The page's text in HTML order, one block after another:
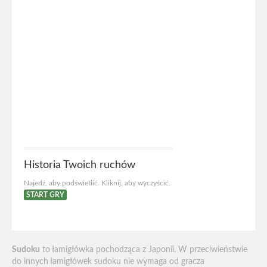
Historia Twoich ruchów
Najedź, aby podświetlić. Kliknij, aby wyczyścić.
START GRY
Sudoku to łamigłówka pochodząca z Japonii. W przeciwieństwie
do innych łamigłówek sudoku nie wymaga od gracza